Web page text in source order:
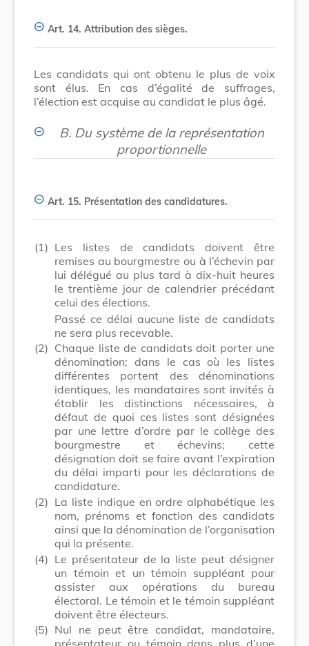
Art. 14. Attribution des sièges.
Les candidats qui ont obtenu le plus de voix
sont élus. En cas d’égalité de suffrages,
l’élection est acquise au candidat le plus âgé.
B. Du système de la représentation
proportionnelle
Art. 15. Présentation des candidatures.
(1) Les listes de candidats doivent être
remises au bourgmestre ou à l’échevin par
lui délégué au plus tard à dix-huit heures
le trentième jour de calendrier précédant
celui des élections.
Passé ce délai aucune liste de candidats
ne sera plus recevable.
(2) Chaque liste de candidats doit porter une
dénomination; dans le cas où les listes
différentes portent des dénominations
identiques, les mandataires sont invités à
établir les distinctions nécessaires, à
défaut de quoi ces listes sont désignées
par une lettre d’ordre par le collège des
bourgmestre et échevins; cette
désignation doit se faire avant l’expiration
du délai imparti pour les déclarations de
candidature.
(2) La liste indique en ordre alphabétique les
nom, prénoms et fonction des candidats
ainsi que la dénomination de l’organisation
qui la présente.
(4) Le présentateur de la liste peut désigner
un témoin et un témoin suppléant pour
assister aux opérations du bureau
électoral. Le témoin et le témoin suppléant
doivent être électeurs.
(5) Nul ne peut être candidat, mandataire,